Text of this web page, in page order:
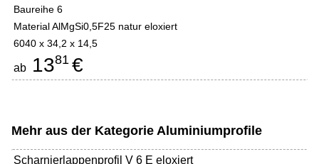
Baureihe 6
Material AlMgSi0,5F25 natur eloxiert
6040 x 34,2 x 14,5
ab 1381 €
Mehr aus der Kategorie Aluminiumprofile
Scharnierlappenprofil V 6 E eloxiert